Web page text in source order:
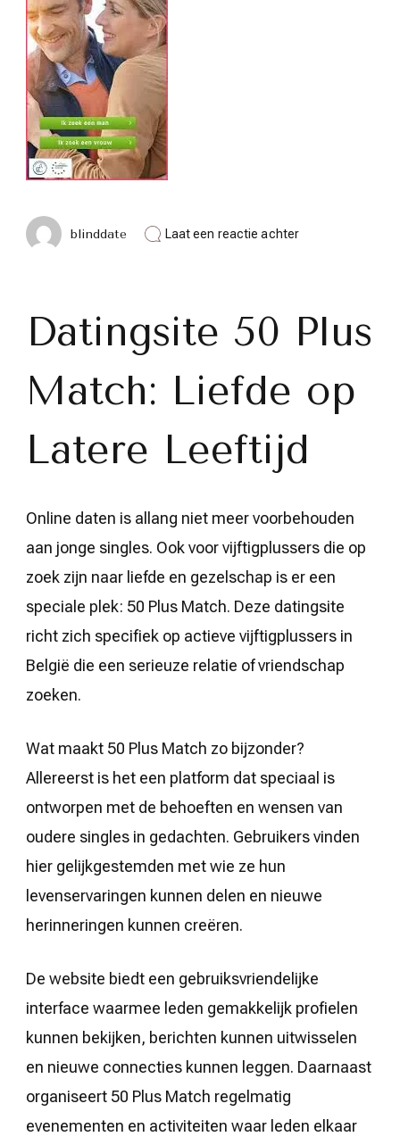
blinddate Laat een reactie achterop
bij
Datingsite
Match
Datingsite 50 Plus
Match: Liefde op
Latere Leeftijd
Online daten is allang niet meer voorbehouden
aan jonge singles. Ook voor vijftigplussers die op
zoek zijn naar liefde en gezelschap is er een
speciale plek: 50 Plus Match. Deze datingsite
richt zich specifiek op actieve vijftigplussers in
België die een serieuze relatie of vriendschap
zoeken.
Wat maakt 50 Plus Match zo bijzonder?
Allereerst is het een platform dat speciaal is
ontworpen met de behoeften en wensen van
oudere singles in gedachten. Gebruikers vinden
hier gelijkgestemden met wie ze hun
levenservaringen kunnen delen en nieuwe
herinneringen kunnen creëren.
De website biedt een gebruiksvriendelijke
interface waarmee leden gemakkelijk profielen
kunnen bekijken, berichten kunnen uitwisselen
en nieuwe connecties kunnen leggen. Daarnaast
organiseert 50 Plus Match regelmatig
evenementen en activiteiten waar leden elkaar